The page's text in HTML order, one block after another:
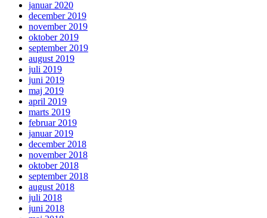
januar 2020
december 2019
november 2019
oktober 2019
september 2019
august 2019
juli 2019
juni 2019
maj 2019
april 2019
marts 2019
februar 2019
januar 2019
december 2018
november 2018
oktober 2018
september 2018
august 2018
juli 2018
juni 2018